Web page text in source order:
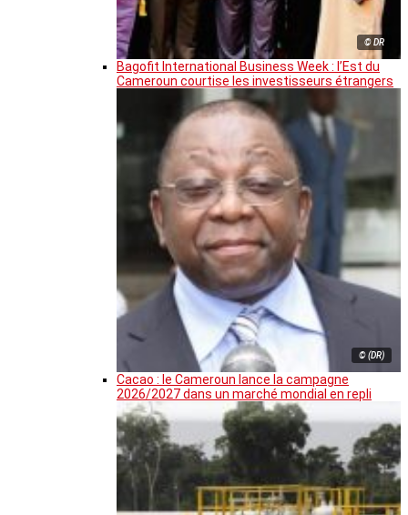
© DR
Bagofit International Business Week : l’Est du
Cameroun courtise les investisseurs étrangers
© (DR)
Cacao : le Cameroun lance la campagne
2026/2027 dans un marché mondial en repli